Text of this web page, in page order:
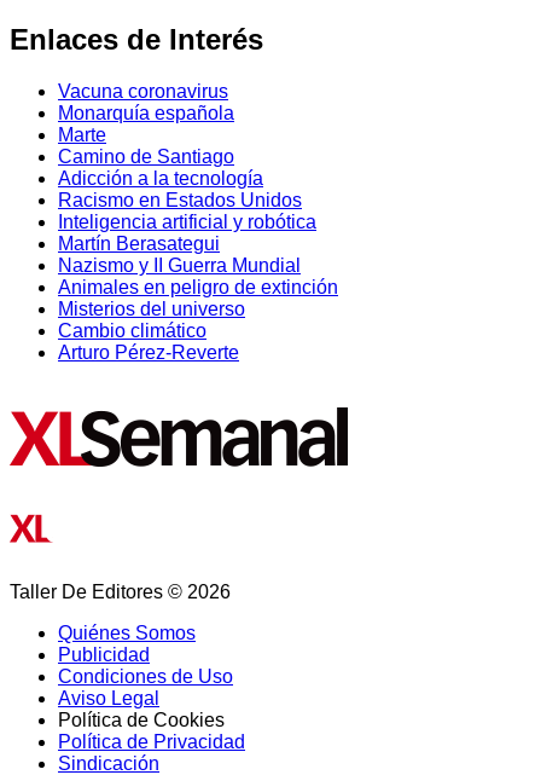
Enlaces de Interés
Vacuna coronavirus
Monarquía española
Marte
Camino de Santiago
Adicción a la tecnología
Racismo en Estados Unidos
Inteligencia artificial y robótica
Martín Berasategui
Nazismo y II Guerra Mundial
Animales en peligro de extinción
Misterios del universo
Cambio climático
Arturo Pérez-Reverte
Taller De Editores © 2026
Quiénes Somos
Publicidad
Condiciones de Uso
Aviso Legal
Política de Cookies
Política de Privacidad
Sindicación